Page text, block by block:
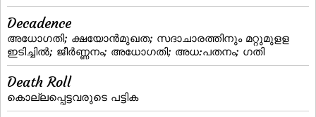
Decadence
അധോഗതി; ക്ഷയോന്‍മുഖത; സദാചാരത്തിനും മറ്റുമുളള
ഇടിച്ചില്‍; ജീര്‍ണ്ണനം; അധോഗതി; അധ:പതനം; ഗതി
Death Roll
കൊല്ലപ്പെട്ടവരുടെ പട്ടിക